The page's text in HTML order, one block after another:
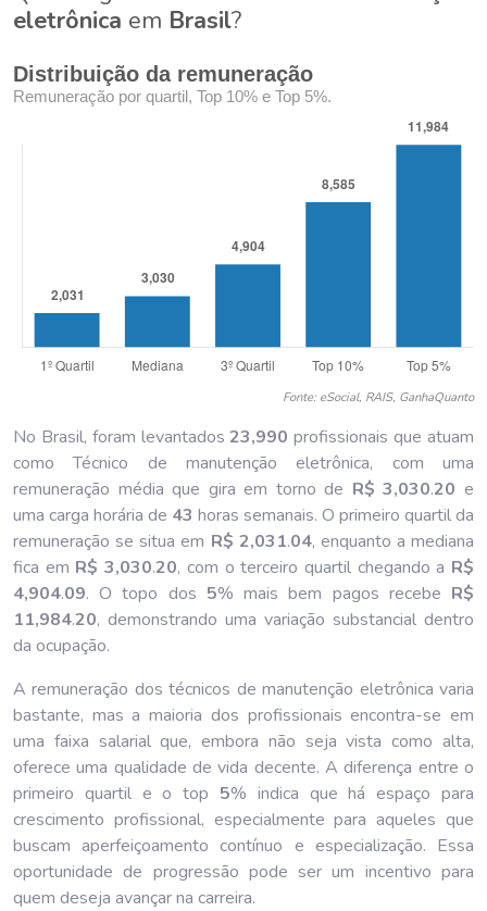
eletrônica em Brasil?
Distribuição da remuneração
Remuneração por quartil, Top 10% e Top 5%.
Fonte: eSocial, RAIS, GanhaQuanto
No Brasil, foram levantados23,990 profissionais que atuam
como Técnico de manutenção eletrônica, com uma
remuneração média que gira em torno de R$ 3,030.20 e
uma carga horária de 43 horas semanais. O primeiro quartil da
remuneração se situa em R$ 2,031.04, enquanto a mediana
fica em R$ 3,030.20, com o terceiro quartil chegando a R$
4,904.09. O topo dos 5% mais bem pagos recebe R$
11,984.20, demonstrando uma variação substancial dentro
da ocupação.
A remuneração dos técnicos de manutenção eletrônica varia
bastante, mas a maioria dos profissionais encontra-se em
uma faixa salarial que, embora não seja vista como alta,
oferece uma qualidade de vida decente. A diferença entre o
primeiro quartil e o top 5% indica que há espaço para
crescimento profissional, especialmente para aqueles que
buscam aperfeiçoamento contínuo e especialização. Essa
oportunidade de progressão pode ser um incentivo para
quem deseja avançar na carreira.